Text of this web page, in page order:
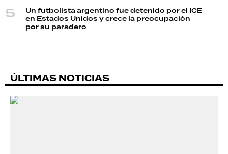
Un futbolista argentino fue detenido por el ICE
en Estados Unidos y crece la preocupación
por su paradero
ÚLTIMAS NOTICIAS